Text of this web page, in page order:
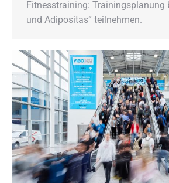
Fitnesstraining: Trainingsplanung
und Adipositas“ teilnehmen.